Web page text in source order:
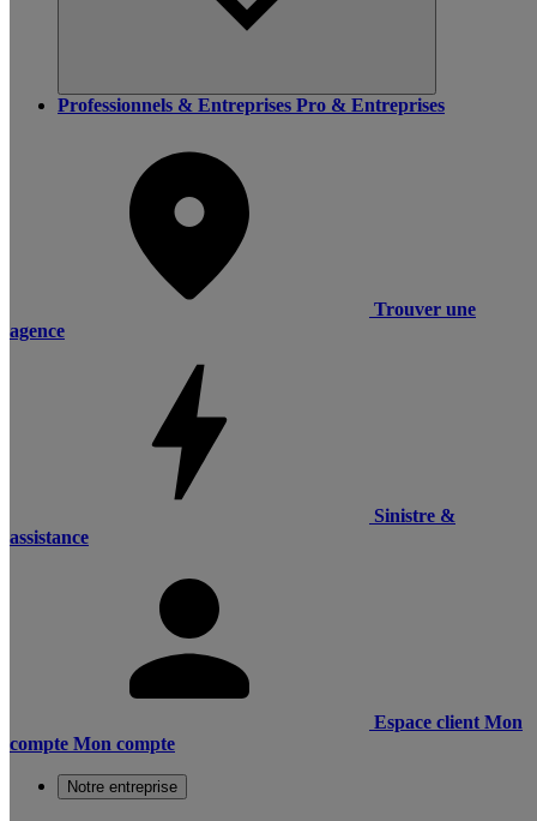
Professionnels & Entreprises Pro & Entreprises
Trouver une
agence
Sinistre &
assistance
Espace client Mon
compte Mon compte
Notre entreprise